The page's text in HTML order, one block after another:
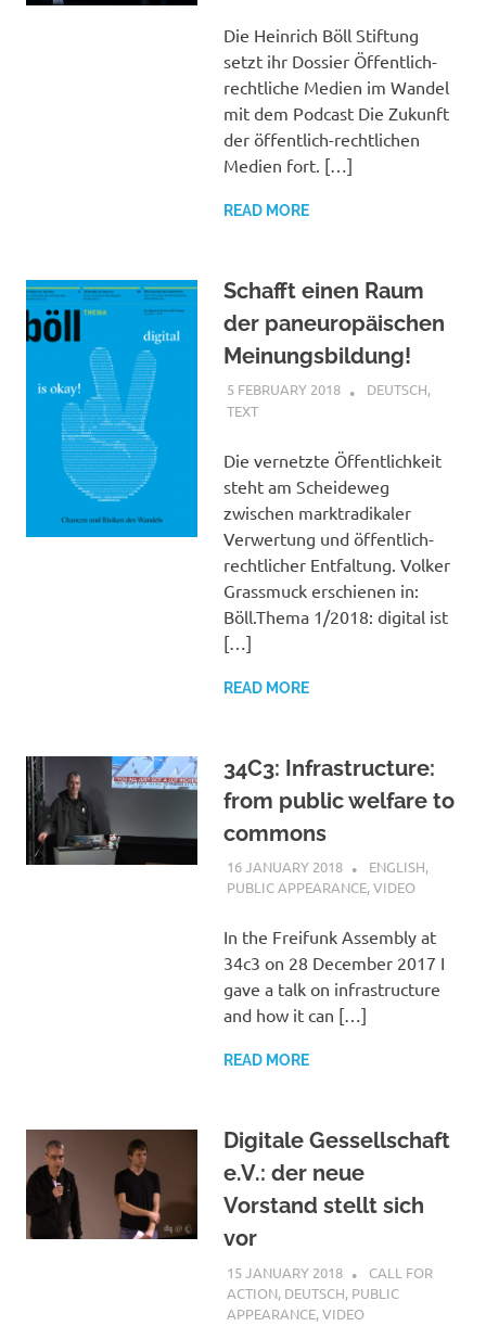
Die Heinrich Böll Stiftung
setzt ihr Dossier Öffentlich-
rechtliche Medien im Wandel
mit dem Podcast Die Zukunft
der öffentlich-rechtlichen
Medien fort. […]
READ MORE
Schafft einen Raum
der paneuropäischen
Meinungsbildung!
5 FEBRUARY 2018 VGRASS
DEUTSCH,
TEXT
Die vernetzte Öffentlichkeit
steht am Scheideweg
zwischen marktradikaler
Verwertung und öffentlich-
rechtlicher Entfaltung. Volker
Grassmuck erschienen in:
Böll.Thema 1/2018: digital ist
[…]
READ MORE
34C3: Infrastructure:
from public welfare to
commons
16 JANUARY 2018 VGRASS
ENGLISH,
PUBLIC APPEARANCE,VIDEO
In the Freifunk Assembly at
34c3 on 28 December 2017 I
gave a talk on infrastructure
and how it can […]
READ MORE
Digitale Gessellschaft
e.V.: der neue
Vorstand stellt sich
vor
15 JANUARY 2018 VGRASS
CALL FOR
ACTION, DEUTSCH, PUBLIC
APPEARANCE,VIDEO